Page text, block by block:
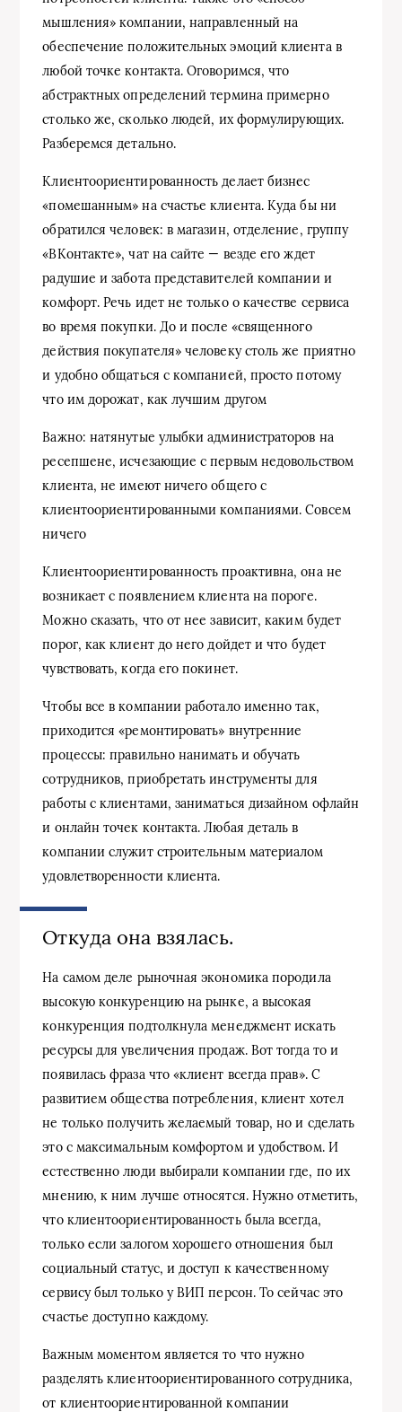
мышления» компании, направленный на
обеспечение положительных эмоций клиента в
любой точке контакта. Оговоримся, что
абстрактных определений термина примерно
столько же, сколько людей, их формулирующих.
Разберемся детально.
Клиентоориентированность делает бизнес
«помешанным» на счастье клиента. Куда бы ни
обратился человек: в магазин, отделение, группу
«ВКонтакте», чат на сайте — везде его ждет
радушие и забота представителей компании и
комфорт. Речь идет не только о качестве сервиса
во время покупки. До и после «священного
действия покупателя» человеку столь же приятно
и удобно общаться с компанией, просто потому
что им дорожат, как лучшим другом
Важно: натянутые улыбки администраторов на
ресепшене, исчезающие с первым недовольством
клиента, не имеют ничего общего с
клиентоориентированными компаниями. Совсем
ничего
Клиентоориентированность проактивна, она не
возникает с появлением клиента на пороге.
Можно сказать, что от нее зависит, каким будет
порог, как клиент до него дойдет и что будет
чувствовать, когда его покинет.
Чтобы все в компании работало именно так,
приходится «ремонтировать» внутренние
процессы: правильно нанимать и обучать
сотрудников, приобретать инструменты для
работы с клиентами, заниматься дизайном офлайн
и онлайн точек контакта. Любая деталь в
компании служит строительным материалом
удовлетворенности клиента.
Откуда она взялась.
На самом деле рыночная экономика породила
высокую конкуренцию на рынке, а высокая
конкуренция подтолкнула менеджмент искать
ресурсы для увеличения продаж. Вот тогда то и
появилась фраза что «клиент всегда прав». С
развитием общества потребления, клиент хотел
не только получить желаемый товар, но и сделать
это с максимальным комфортом и удобством. И
естественно люди выбирали компании где, по их
мнению, к ним лучше относятся. Нужно отметить,
что клиентоориентированность была всегда,
только если залогом хорошего отношения был
социальный статус, и доступ к качественному
сервису был только у ВИП персон. То сейчас это
счастье доступно каждому.
Важным моментом является то что нужно
разделять клиентоориентированного сотрудника,
от клиентоориентированной компании